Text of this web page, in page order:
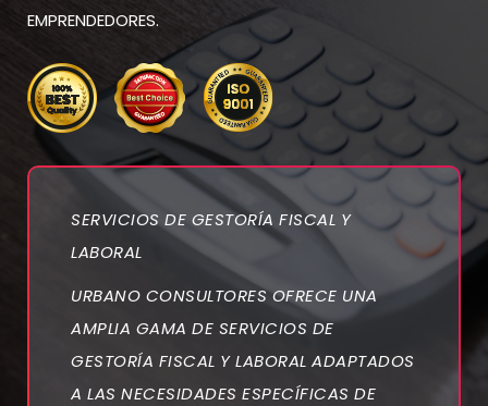
EMPRENDEDORES.
SERVICIOS DE GESTORÍA FISCAL Y
LABORAL
URBANO CONSULTORES OFRECE UNA
AMPLIA GAMA DE SERVICIOS DE
GESTORÍA FISCAL Y LABORAL ADAPTADOS
A LAS NECESIDADES ESPECÍFICAS DE